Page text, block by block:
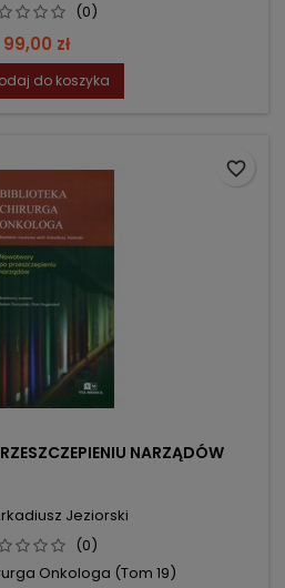
(0)
Cena
99,00 zł
do koszyka
NARZĄDÓW
Jeziorski
(0)
Onkologa (Tom 19)
favorite_border